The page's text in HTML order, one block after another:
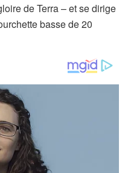
de Terra – et se dirige
basse de 20